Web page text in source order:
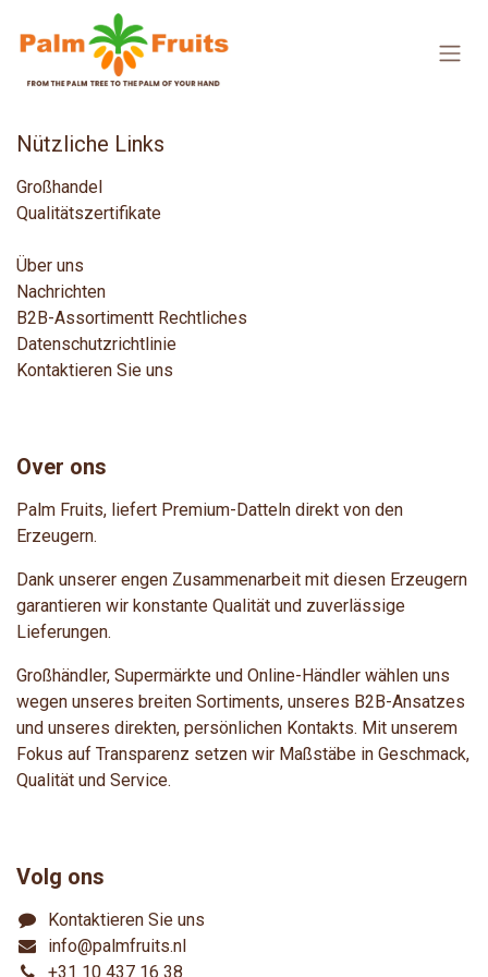
Zum Inhalt springen
Nützliche Links
Großhandel
Qualitätszertifikate
Über uns
Nachrichten
B2B-Assortimentt Rechtliches
Datenschutzrichtlinie
Kontaktieren Sie uns
Over ons
Palm Fruits, liefert Premium-Datteln direkt von den
Erzeugern.
Dank unserer engen Zusammenarbeit mit diesen Erzeugern
garantieren wir konstante Qualität und zuverlässige
Lieferungen.
Großhändler, Supermärkte und Online-Händler wählen uns
wegen unseres breiten Sortiments, unseres B2B-Ansatzes
und unseres direkten, persönlichen Kontakts. Mit unserem
Fokus auf Transparenz setzen wir Maßstäbe in Geschmack,
Qualität und Service.
Volg ons
Kontaktieren Sie uns
info@palmfruits.nl
+31 10 437 16 38